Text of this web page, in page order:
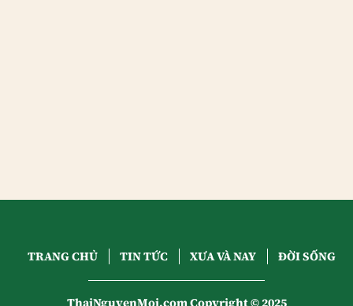
TRANG CHỦ TIN TỨC XƯA VÀ NAY ĐỜI SỐNG